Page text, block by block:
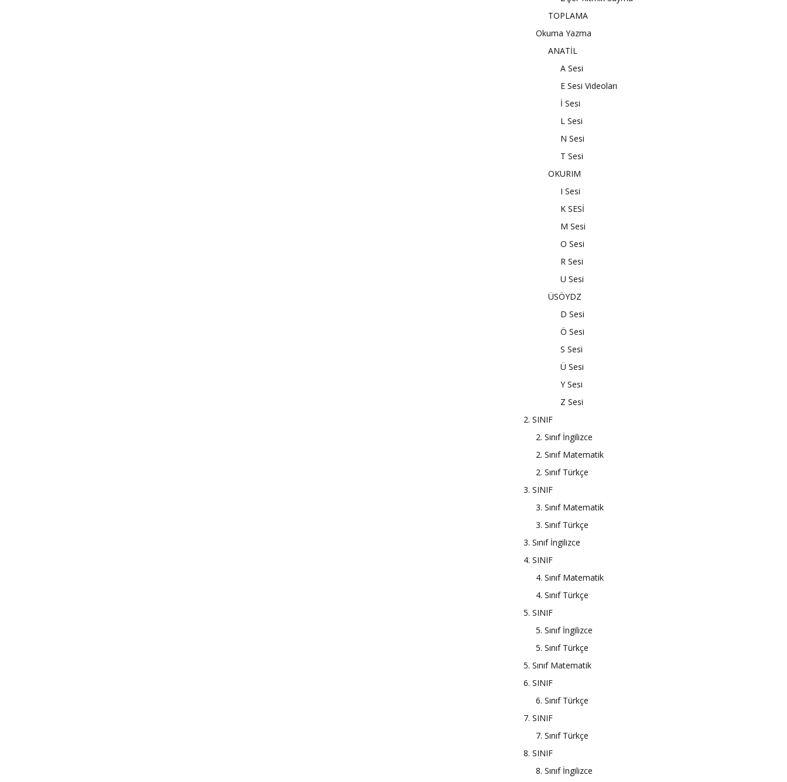
TOPLAMA
Okuma Yazma
ANATİL
A Sesi
E Sesi Videoları
İ Sesi
L Sesi
N Sesi
T Sesi
OKURIM
I Sesi
K SESİ
M Sesi
O Sesi
R Sesi
U Sesi
ÜSÖYDZ
D Sesi
Ö Sesi
S Sesi
Ü Sesi
Y Sesi
Z Sesi
2. SINIF
2. Sınıf İngilizce
2. Sınıf Matematik
2. Sınıf Türkçe
3. SINIF
3. Sınıf Matematik
3. Sınıf Türkçe
3. Sınıf İngilizce
4. SINIF
4. Sınıf Matematik
4. Sınıf Türkçe
5. SINIF
5. Sınıf İngilizce
5. Sınıf Türkçe
5. Sınıf Matematik
6. SINIF
6. Sınıf Türkçe
7. SINIF
7. Sınıf Türkçe
8. SINIF
8. Sınıf İngilizce